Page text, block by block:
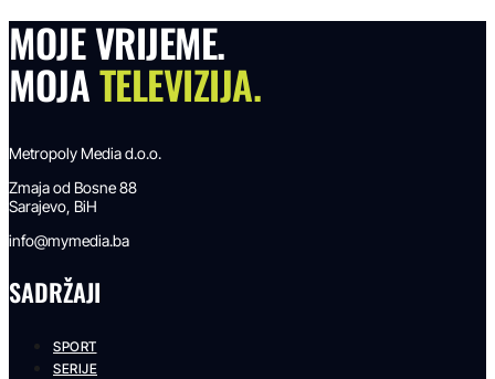
MOJE VRIJEME.
MOJATELEVIZIJA.
Metropoly Media d.o.o.
Zmaja od Bosne 88
Sarajevo, BiH
info@mymedia.ba
SADRŽAJI
SPORT
SERIJE